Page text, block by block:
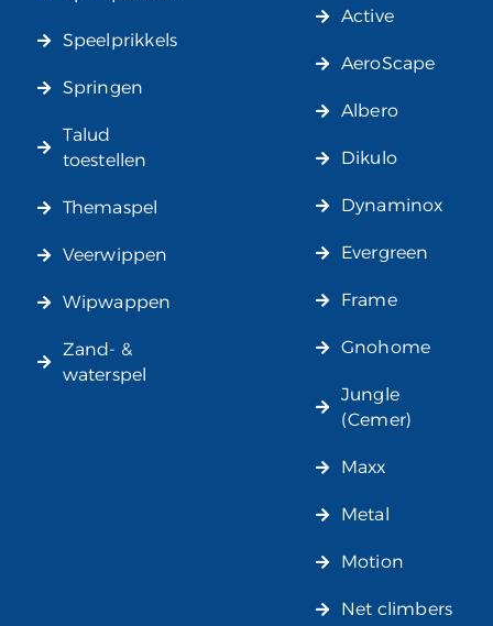
Speelprikkels
Springen
Talud
toestellen
Themaspel
Veerwippen
Wipwappen
Zand- &
waterspel
Active
AeroScape
Albero
Dikulo
Dynaminox
Evergreen
Frame
Gnohome
Jungle
(Cemer)
Maxx
Metal
Motion
Net climbers